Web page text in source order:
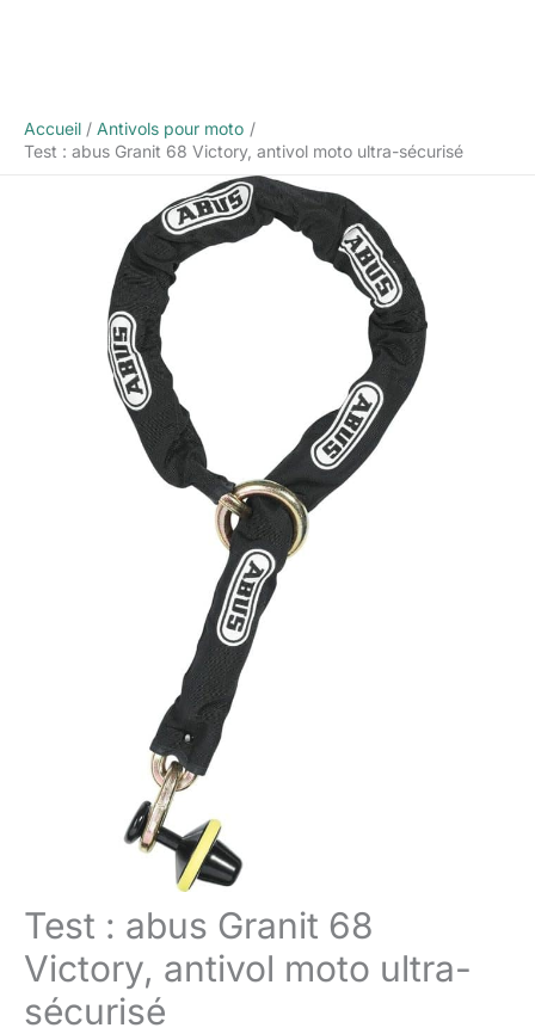
Accueil
Antivols pour moto
Test : abus Granit 68 Victory, antivol moto ultra-sécurisé
Test : abus Granit 68
Victory, antivol moto ultra-
sécurisé